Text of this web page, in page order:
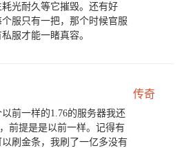
光耐久等它摧毁。还有好
服只有一把，那个时候官服
服才能一睹真容。
传奇
前一样的1.76的服务器我还
前提是是以前一样。记得有
刷金条，我刷了一亿多没有